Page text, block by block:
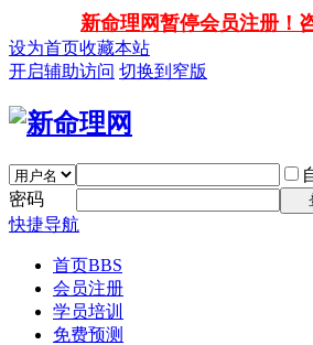
新命理网暂停会员注册！
设为首页收藏本站
开启辅助访问 切换到窄版
密码
快捷导航
首页BBS
会员注册
学员培训
免费预测